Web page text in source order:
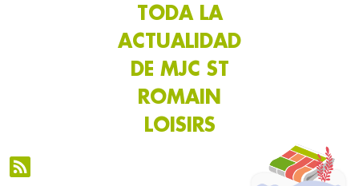
TODA LA
ACTUALIDAD
DE MJC ST
ROMAIN
LOISIRS